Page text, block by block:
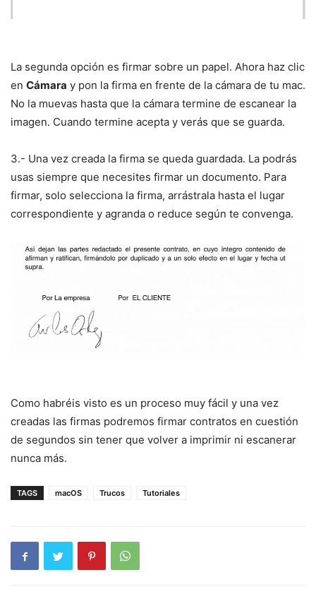
La segunda opción es firmar sobre un papel. Ahora haz clic
en Cámara y pon la firma en frente de la cámara de tu mac.
No la muevas hasta que la cámara termine de escanear la
imagen. Cuando termine acepta y verás que se guarda.
3.- Una vez creada la firma se queda guardada. La podrás
usas siempre que necesites firmar un documento. Para
firmar, solo selecciona la firma, arrástrala hasta el lugar
correspondiente y agranda o reduce según te convenga.
Como habréis visto es un proceso muy fácil y una vez
creadas las firmas podremos firmar contratos en cuestión
de segundos sin tener que volver a imprimir ni escanerar
nunca más.
TAGS macOS Trucos Tutoriales